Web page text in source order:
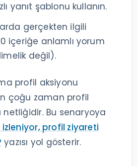
yanıt şablonu kullanın.
gerçekten ilgili
içeriğe anlamlı yorum
değil).
profil aksiyonu
çoğu zaman profil
netliğidir. Bu senaryoya
izleniyor, profil ziyareti
yazısı yol gösterir.